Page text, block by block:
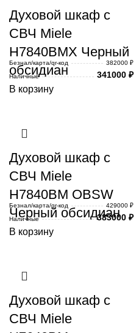
Духовой шкаф с
СВЧ Miele
H7840BMX Черный
обсидиан
Безнал/карта/qr-код
382000 ₽
Наличные
341000 ₽
В корзину
Духовой шкаф с
СВЧ Miele
H7840BM OBSW
Черный обсидиан
Безнал/карта/qr-код
429000 ₽
Наличные
383000 ₽
В корзину
Духовой шкаф с
СВЧ Miele